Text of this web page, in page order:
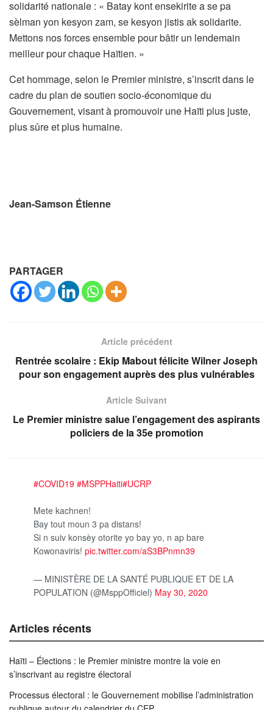
solidarité nationale : « Batay kont ensekirite a se pa
sèlman yon kesyon zam, se kesyon jistis ak solidarite.
Mettons nos forces ensemble pour bâtir un lendemain
meilleur pour chaque Haïtien. »
Cet hommage, selon le Premier ministre, s’inscrit dans le
cadre du plan de soutien socio-économique du
Gouvernement, visant à promouvoir une Haïti plus juste,
plus sûre et plus humaine.
Jean-Samson Étienne
PARTAGER
Article précédent
Rentrée scolaire : Ekip Mabout félicite Wilner Joseph
pour son engagement auprès des plus vulnérables
Article Suivant
Le Premier ministre salue l’engagement des aspirants
policiers de la 35e promotion
#COVID19 #MSPPHaiti#UCRP
Mete kachnen!
Bay tout moun 3 pa distans!
Si n suiv konsèy otorite yo bay yo, n ap bare
Kowonaviris! pic.twitter.com/aS3BPnmn39
— MINISTÈRE DE LA SANTÉ PUBLIQUE ET DE LA
POPULATION (@MsppOfficiel) May 30, 2020
Articles récents
Haïti – Élections : le Premier ministre montre la voie en
s’inscrivant au registre électoral
Processus électoral : le Gouvernement mobilise l’administration